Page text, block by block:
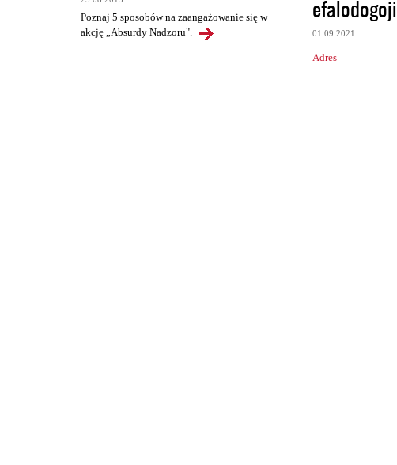
Poznaj 5 sposobów na zaangażowanie się w
akcję „Absurdy Nadzoru".
efalodogoji
01.09.2021
Adres